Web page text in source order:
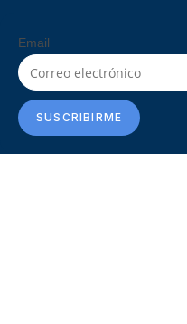
de
producto
Email
SUSCRIBIRME